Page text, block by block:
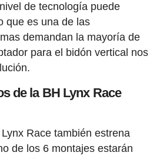
de tecnología puede
que es una de las
demandan la mayoría de
para el bidón vertical nos
de la BH Lynx Race
Race también estrena
de los 6 montajes estarán